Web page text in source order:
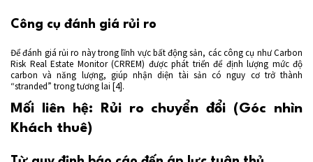
Công cụ đánh giá rủi ro
Để đánh giá rủi ro này trong lĩnh vực bất động sản, các công cụ như Carbon
Risk Real Estate Monitor (CRREM) được phát triển để định lượng mức độ
carbon và năng lượng, giúp nhận diện tài sản có nguy cơ trở thành
“stranded” trong tương lai [4].
Mối liên hệ: Rủi ro chuyển đổi (Góc nhìn
Khách thuê)